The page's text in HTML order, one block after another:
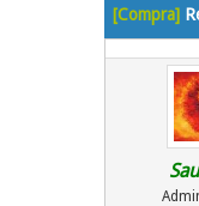
[Compra]